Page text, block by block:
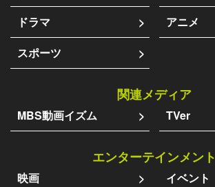
ドラマ
アニメ
スポーツ
関連メディア
MBS動画イズム TVer
エンターテインメント
映画 イベント